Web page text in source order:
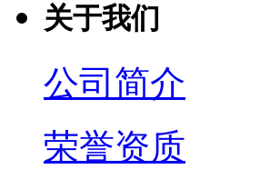
关于我们
公司简介
荣誉资质